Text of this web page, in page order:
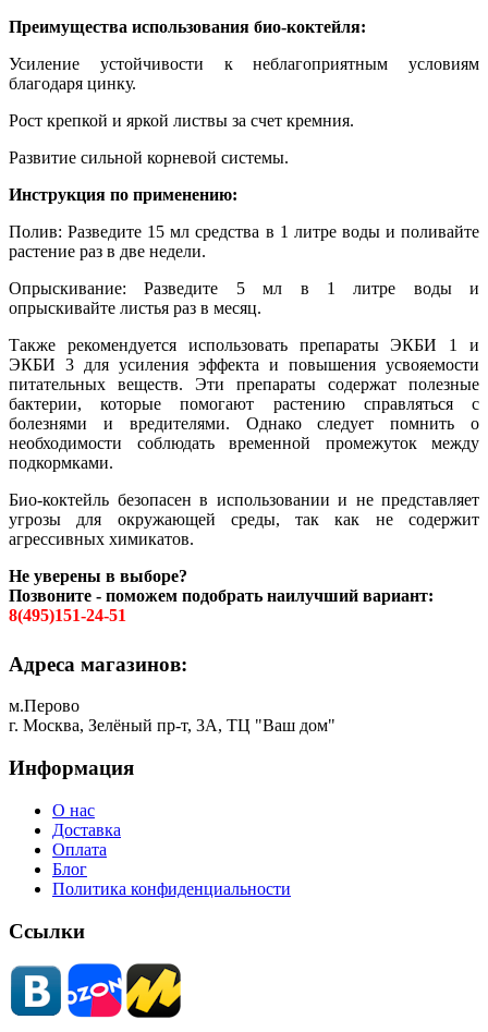
Преимущества использования био-коктейля:
Усиление устойчивости к неблагоприятным условиям
благодаря цинку.
Рост крепкой и яркой листвы за счет кремния.
Развитие сильной корневой системы.
Инструкция по применению:
Полив: Разведите 15 мл средства в 1 литре воды и поливайте
растение раз в две недели.
Опрыскивание: Разведите 5 мл в 1 литре воды и
опрыскивайте листья раз в месяц.
Также рекомендуется использовать препараты ЭКБИ 1 и
ЭКБИ 3 для усиления эффекта и повышения усвояемости
питательных веществ. Эти препараты содержат полезные
бактерии, которые помогают растению справляться с
болезнями и вредителями. Однако следует помнить о
необходимости соблюдать временной промежуток между
подкормками.
Био-коктейль безопасен в использовании и не представляет
угрозы для окружающей среды, так как не содержит
агрессивных химикатов.
Не уверены в выборе?
Позвоните - поможем подобрать наилучший вариант:
8(495)151-24-51
Адреса магазинов:
м.Перово
г. Москва, Зелёный пр-т, 3А, ТЦ "Ваш дом"
Информация
О нас
Доставка
Оплата
Блог
Политика конфиденциальности
Ссылки